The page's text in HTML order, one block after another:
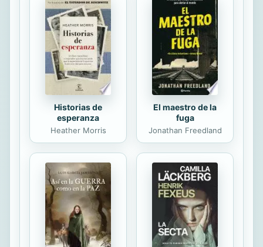
Esposa, hijos, hermanos, compañía
de soledades agazapadas dentro de
la cabeza de quien relata aquello que
no debe ser olvidado. Los padres
nunca mueren del todo cuando se ...
Historias de
esperanza
Heather Morris
El maestro de la
fuga
Jonathan Freedland